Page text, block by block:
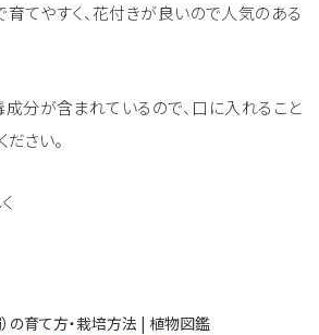
育てやすく、花付きが良いので人気のある
分が含まれているので、口に入れること
さい。
の育て方・栽培方法 | 植物図鑑